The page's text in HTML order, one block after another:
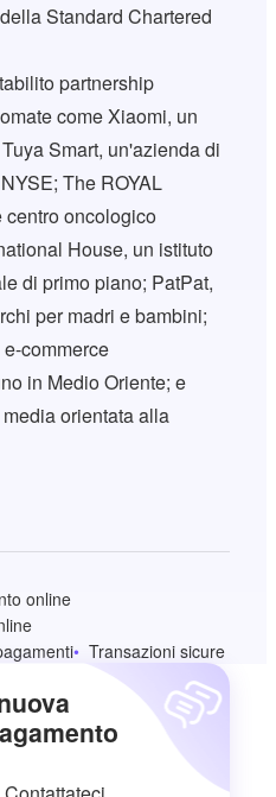
Standard Chartered
partnership
come Xiaomi, un
Smart, un'azienda di
The ROYAL
oncologico
House, un istituto
di primo piano; PatPat,
per madri e bambini;
commerce
in Medio Oriente; e
orientata alla
online
Transazioni sicure